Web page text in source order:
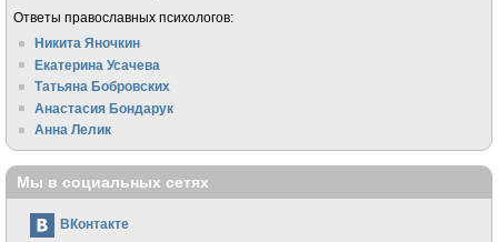
Ответы православных психологов:
Никита Яночкин
Екатерина Усачева
Татьяна Бобровских
Анастасия Бондарук
Анна Лелик
Мы в социальных сетях
ВКонтакте